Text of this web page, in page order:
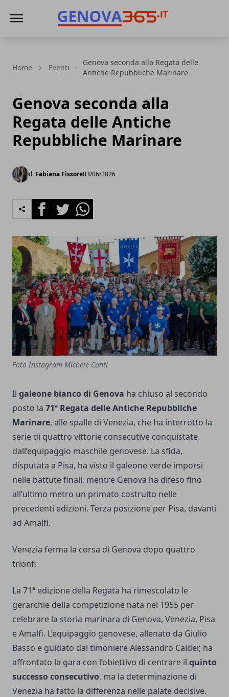
Home Eventi
Genova seconda alla Regata delle
Antiche Repubbliche Marinare
Genova seconda alla
Regata delle Antiche
Repubbliche Marinare
di Fabiana Fissore03/06/2026
FacebookTwitterWhatsapp
Foto Instagram Michele Conti
Il galeone bianco di Genova ha chiuso al secondo
posto la 71ª Regata delle Antiche Repubbliche
Marinare, alle spalle di Venezia, che ha interrotto la
serie di quattro vittorie consecutive conquistate
dall’equipaggio maschile genovese. La sfida,
disputata a Pisa, ha visto il galeone verde imporsi
nelle battute finali, mentre Genova ha difeso fino
all’ultimo metro un primato costruito nelle
precedenti edizioni. Terza posizione per Pisa, davanti
ad Amalfi.
Venezia ferma la corsa di Genova dopo quattro
trionfi
La 71ª edizione della Regata ha rimescolato le
gerarchie della competizione nata nel 1955 per
celebrare la storia marinara di Genova, Venezia, Pisa
e Amalfi. L’equipaggio genovese, allenato da Giulio
Basso e guidato dal timoniere Alessandro Calder, ha
affrontato la gara con l’obiettivo di centrare il quinto
successo consecutivo, ma la determinazione di
Venezia ha fatto la differenza nelle palate decisive.